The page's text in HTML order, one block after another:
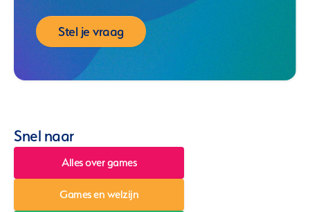
Stel je vraag
Snel naar
Alles over games
Games en welzijn